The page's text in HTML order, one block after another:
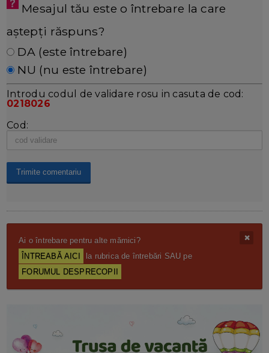
Mesajul tău este o întrebare la care
aștepți răspuns?
DA (este întrebare)
NU (nu este întrebare)
Introdu codul de validare rosu in casuta de cod:
0218026
Cod:
Ai o întrebare pentru alte mămici?
ÎNTREABĂ AICI
la rubrica de întrebări SAU pe
FORUMUL DESPRECOPII